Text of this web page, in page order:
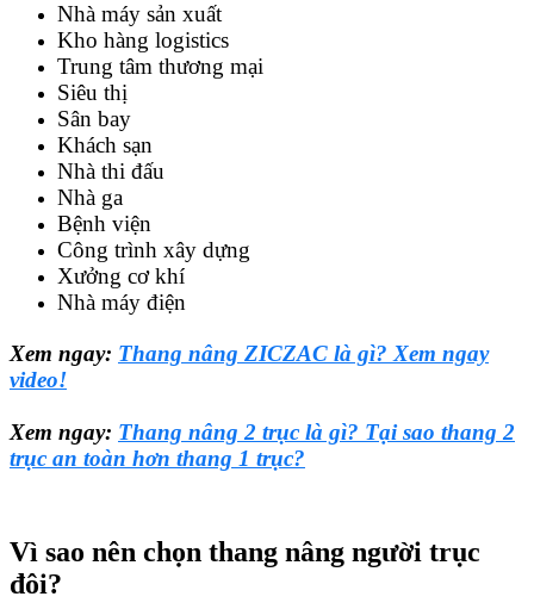
Nhà máy sản xuất
Kho hàng logistics
Trung tâm thương mại
Siêu thị
Sân bay
Khách sạn
Nhà thi đấu
Nhà ga
Bệnh viện
Công trình xây dựng
Xưởng cơ khí
Nhà máy điện
Xem ngay: Thang nâng ZICZAC là gì? Xem ngay
video!
Xem ngay: Thang nâng 2 trục là gì? Tại sao thang 2
trục an toàn hơn thang 1 trục?
Vì sao nên chọn thang nâng người trục
đôi?